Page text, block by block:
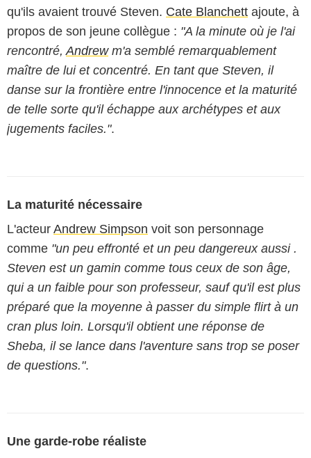
qu'ils avaient trouvé Steven. Cate Blanchett ajoute, à
propos de son jeune collègue : "A la minute où je l'ai
rencontré,Andrewm'a semblé remarquablement
maître de lui et concentré. En tant que Steven, il
danse sur la frontière entre l'innocence et la maturité
de telle sorte qu'il échappe aux archétypes et aux
jugements faciles.".
La maturité nécessaire
L'acteur Andrew Simpson voit son personnage
comme "un peu effronté et un peu dangereux aussi .
Steven est un gamin comme tous ceux de son âge,
qui a un faible pour son professeur, sauf qu'il est plus
préparé que la moyenne à passer du simple flirt à un
cran plus loin. Lorsqu'il obtient une réponse de
Sheba, il se lance dans l'aventure sans trop se poser
de questions.".
Une garde-robe réaliste